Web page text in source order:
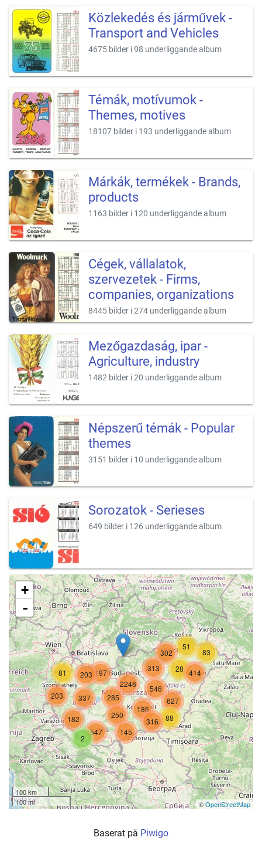
Közlekedés és járművek -
Transport and Vehicles
4675 bilder i 98 underliggande album
Témák, motívumok -
Themes, motives
18107 bilder i 193 underliggande album
Márkák, termékek - Brands,
products
1163 bilder i 120 underliggande album
Cégek, vállalatok,
szervezetek - Firms,
companies, organizations
8445 bilder i 274 underliggande album
Mezőgazdaság, ipar -
Agriculture, industry
1482 bilder i 20 underliggande album
Népszerű témák - Popular
themes
3151 bilder i 10 underliggande album
Sorozatok - Serieses
649 bilder i 126 underliggande album
88
186
316
81
337
203
203
182
2
250
145
547
302
28
51
414
83
627
285
313
197
546
2246
+
-
100 km
100 mi
©OpenStreetMap
Baserat på Piwigo